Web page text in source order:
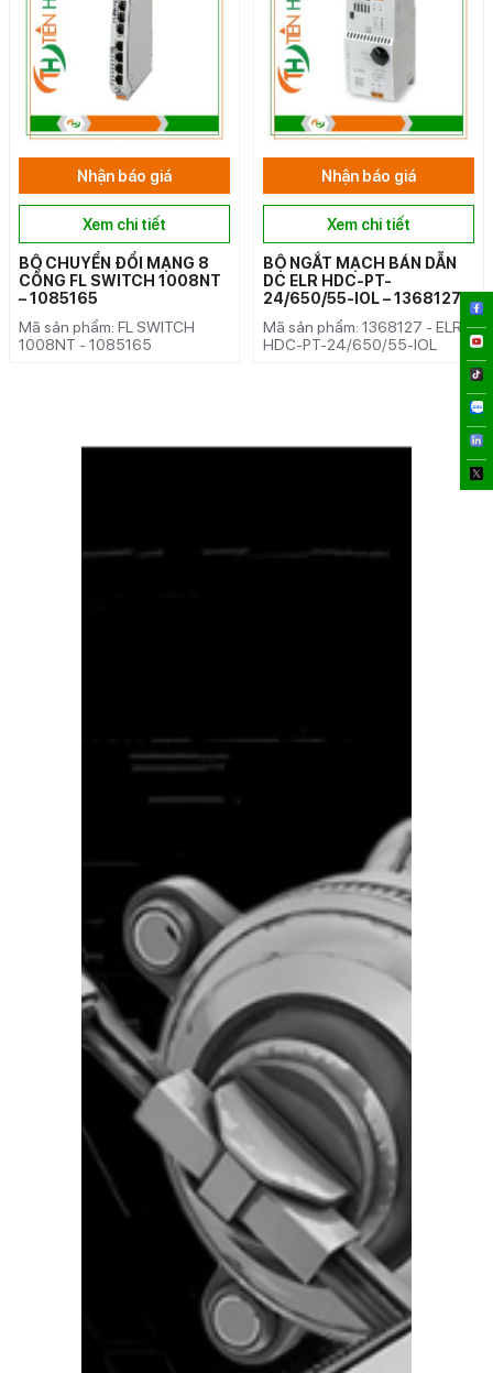
Nhận báo giá
Xem chi tiết
BỘ CHUYỂN ĐỔI MẠNG 8
CỔNG FL SWITCH 1008NT
– 1085165
Mã sản phẩm: FL SWITCH
1008NT - 1085165
Nhận báo giá
Xem chi tiết
BỘ NGẮT MẠCH BÁN DẪN
DC ELR HDC-PT-
24/650/55-IOL – 1368127
Mã sản phẩm: 1368127 - ELR
HDC-PT-24/650/55-IOL